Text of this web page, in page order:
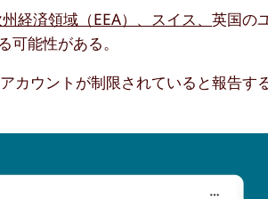
経済領域（EEA）、スイス、英国の
能性がある。
カウントが制限されていると報告す